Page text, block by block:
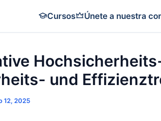
Cursos Únete a nuestra
und
12, 2025